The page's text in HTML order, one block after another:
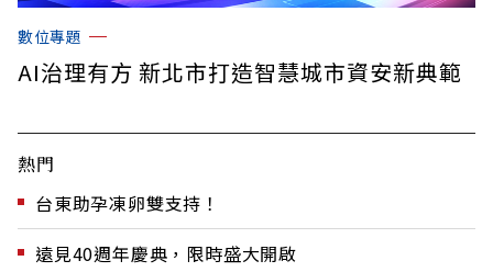
數位專題
AI治理有方 新北市打造智慧城市資安新典範
熱門
台東助孕凍卵雙支持！
遠見40週年慶典，限時盛大開啟